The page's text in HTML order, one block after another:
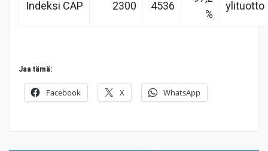
Indeksi CAP 2300 4536
%
ylituotto
Jaa tämä:
Facebook X WhatsApp